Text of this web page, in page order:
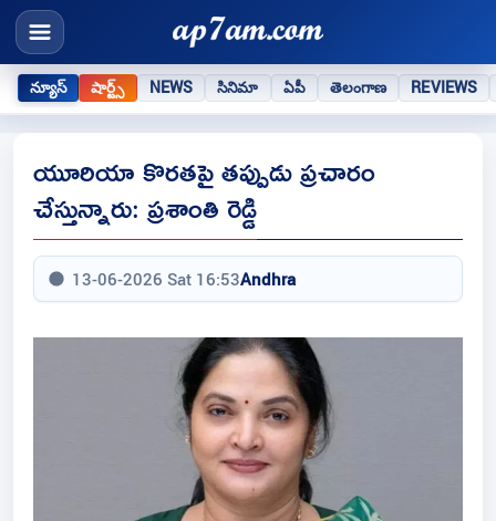
న్యూస్ షార్ట్స్ NEWS సినిమా ఏపీ తెలంగాణ REVIEWS
యూరియా కొరతపై తప్పుడు ప్రచారం
చేస్తున్నారు: ప్రశాంతి రెడ్డి
13-06-2026 Sat 16:53Andhra